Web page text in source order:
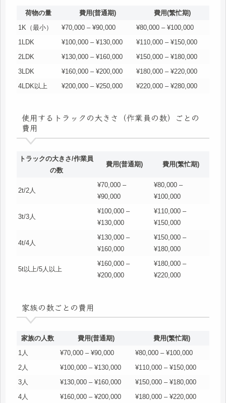
荷物の量 費用(普通期)
費用(繁忙期)
1K（最小）
¥70,000 – ¥90,000
¥80,000 – ¥100,000
1LDK
¥100,000 – ¥130,000
¥110,000 – ¥150,000
2LDK
¥130,000 – ¥160,000
¥150,000 – ¥180,000
3LDK
¥160,000 – ¥200,000
¥180,000 – ¥220,000
4LDK以上
¥200,000 – ¥250,000 ¥220,000 – ¥280,000
使用するトラックの大きさ（作業員の数）ごとの
費用
トラックの大きさ/作業員
の数
費用(普通期) 費用(繁忙期)
2t/2人
¥70,000 –
¥90,000
¥80,000 –
¥100,000
3t/3人
¥100,000 –
¥130,000
¥110,000 –
¥150,000
4t/4人
¥130,000 –
¥160,000
¥150,000 –
¥180,000
5t以上/5人以上
¥160,000 –
¥200,000
¥180,000 –
¥220,000
家族の数ごとの費用
家族の人数 費用(普通期)
費用(繁忙期)
1人
¥70,000 – ¥90,000
¥80,000 – ¥100,000
2人
¥100,000 – ¥130,000
¥110,000 – ¥150,000
3人
¥130,000 – ¥160,000
¥150,000 – ¥180,000
4人
¥160,000 – ¥200,000
¥180,000 – ¥220,000